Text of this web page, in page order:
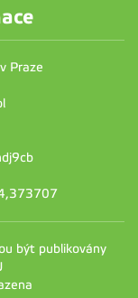
Praze
být publikovány